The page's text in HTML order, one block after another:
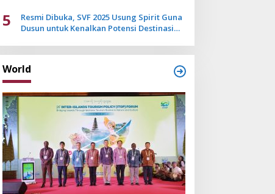
5
Resmi Dibuka, SVF 2025 Usung Spirit Guna
Dusun untuk Kenalkan Potensi Destinasi
World